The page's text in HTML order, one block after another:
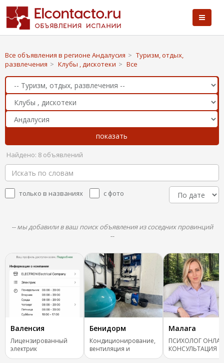
Все объявления в регионе Андалусия > Туризм, отдых,
развлечения > Клубы , дискотеки > Все
Найдено: 8 объявлений
только в названиях с фото
-- мы добавили в ваш поиск объявления из соседних провинций
--
Валенсия
Лицензированный
электрик
Бенидорм
Кондиционирование,
вентиляция и
отопление.
Малага
ПСИХОЛОГ
КОНСУЛЬТАЦИЯ